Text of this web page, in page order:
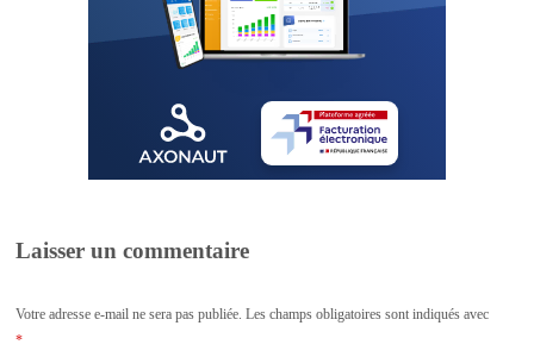
Laisser un commentaire
Votre adresse e-mail ne sera pas publiée. Les champs obligatoires sont indiqués avec
*